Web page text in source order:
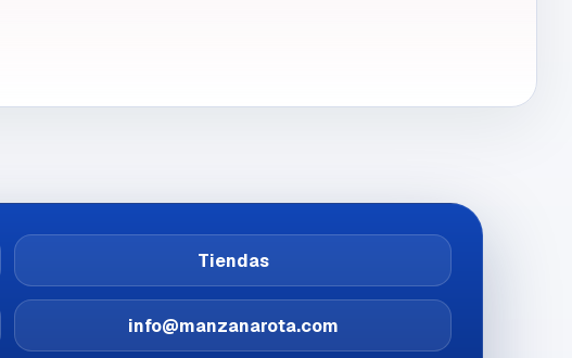
Tiendas
info@manzanarota.com